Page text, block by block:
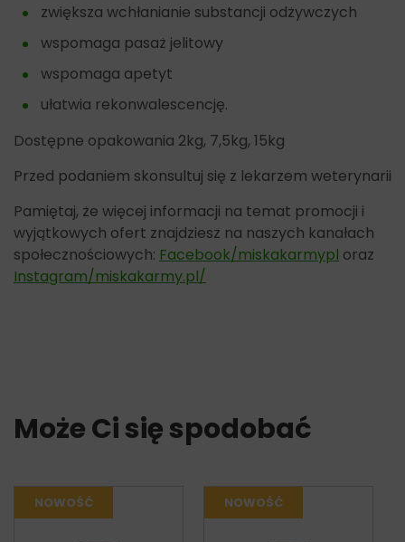
zwiększa wchłanianie substancji odżywczych
wspomaga pasaż jelitowy
wspomaga apetyt
ułatwia rekonwalescencję.
Dostępne opakowania 2kg, 7,5kg, 15kg
Przed podaniem skonsultuj się z lekarzem weterynarii
Pamiętaj, że więcej informacji na temat promocji i
wyjątkowych ofert znajdziesz na naszych kanałach
społecznościowych: Facebook/miskakarmypl oraz
Instagram/miskakarmy.pl/
Może Ci się spodobać